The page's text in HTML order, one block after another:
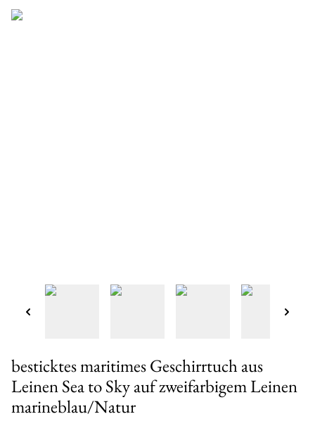
besticktes maritimes Geschirrtuch aus
Leinen Sea to Sky auf zweifarbigem Leinen
marineblau/Natur